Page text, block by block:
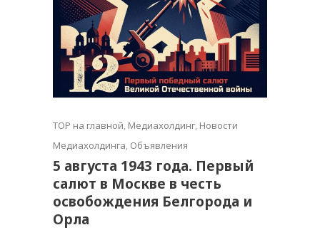
TOP на главной, Медиахолдинг, Новости
Медиахолдинга, Объявления
5 августа 1943 года. Первый
салют в Москве в честь
освобождения Белгорода и
Орла